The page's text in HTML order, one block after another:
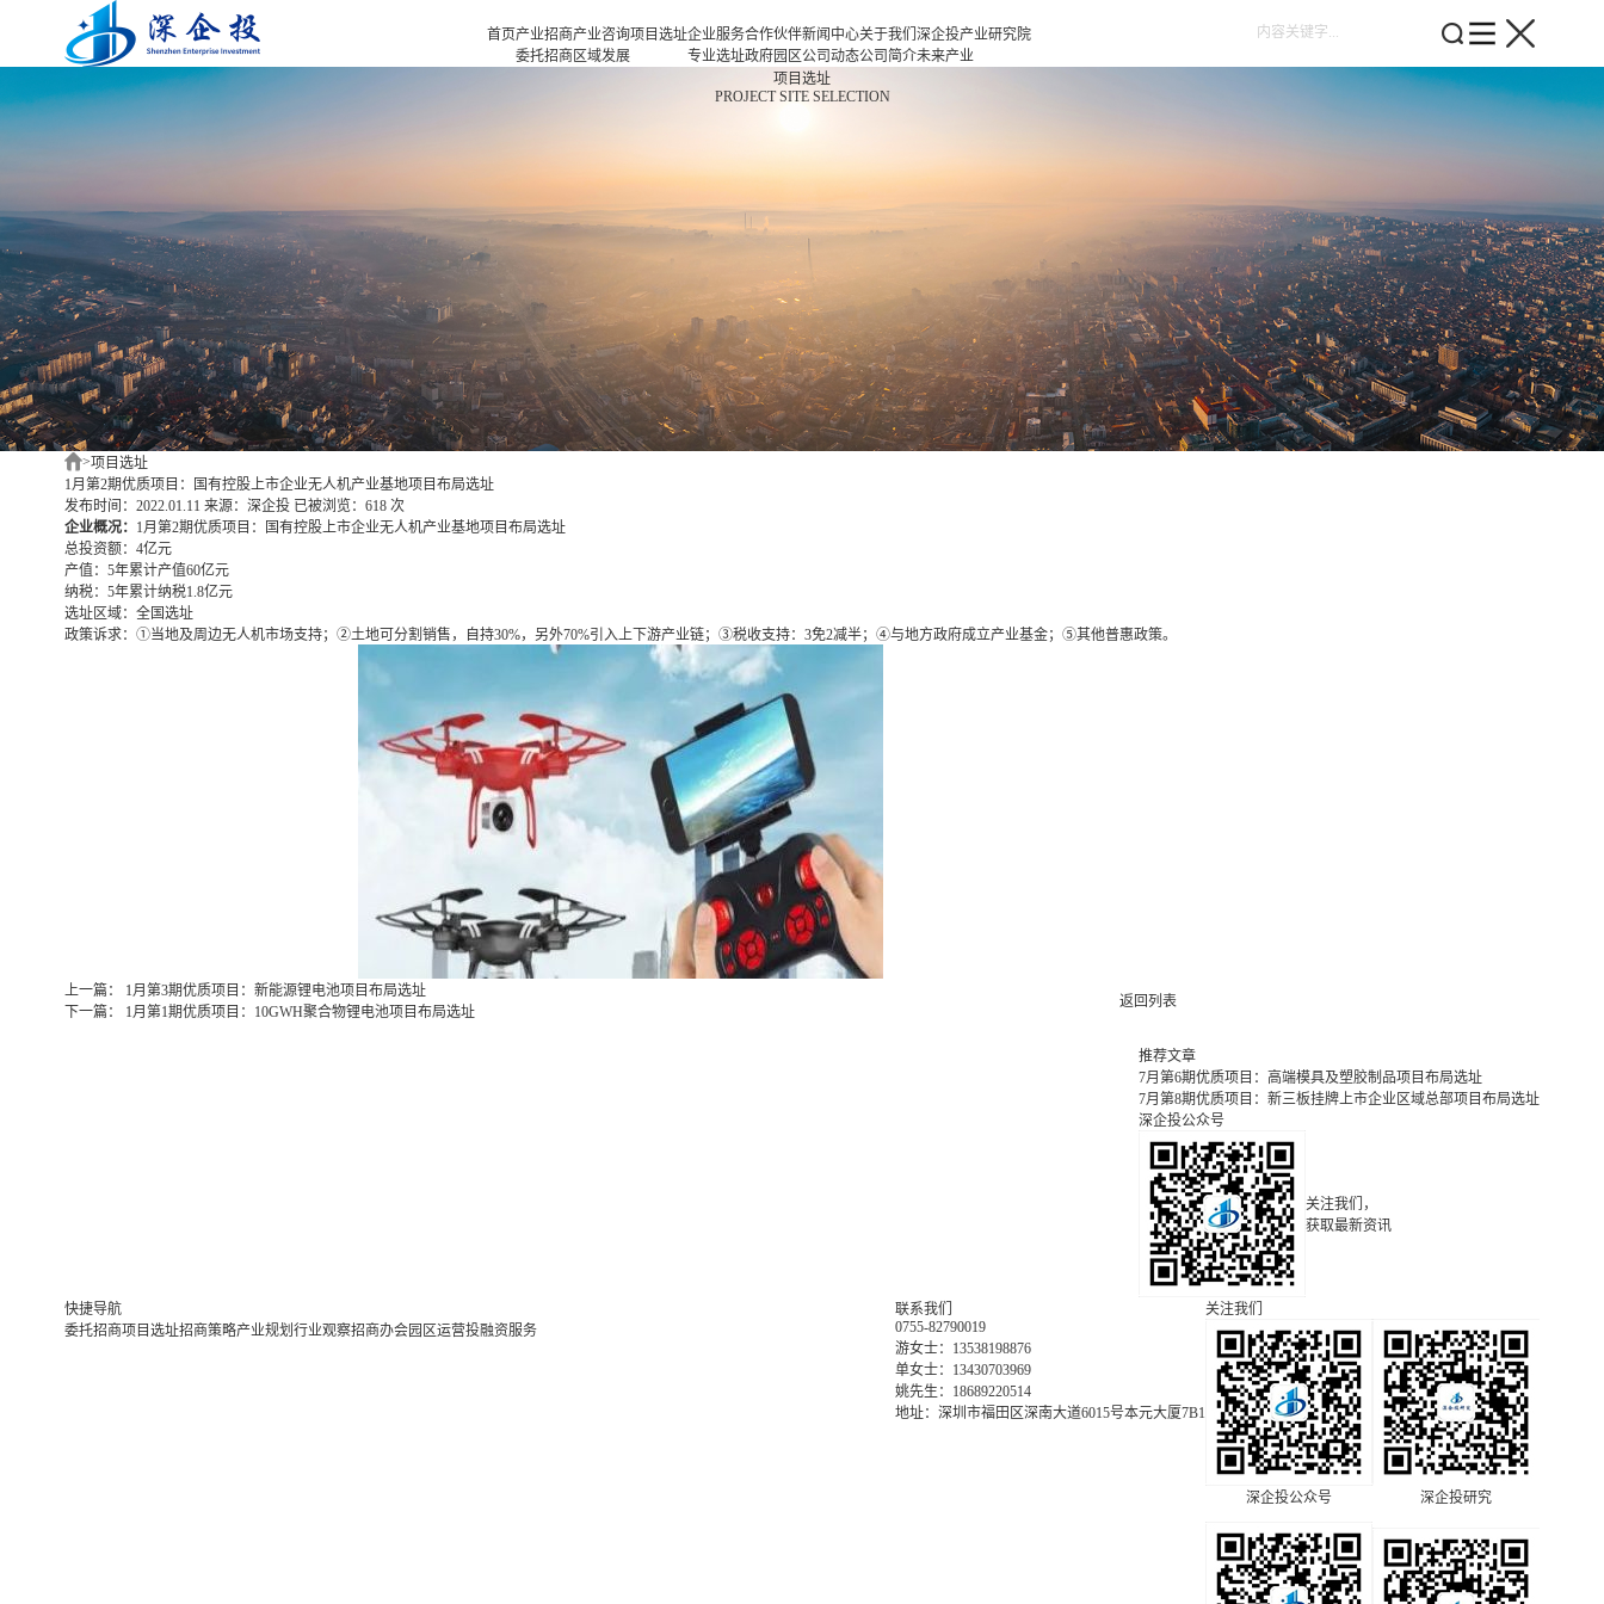
首页产业招商
委托招商
产业咨询
区域发展
项目选址企业服务
专业选址
投融资服
合作伙伴
政府园区
企业客户
行业协会
新闻中心
公司动态
产业观察
关于我们
公司简介
联系我们
深企投产业研究院
未来产业
新能源汽车
高端装备
现代消费
现代服务业
产业招商
新闻中心
关于我们
深企投产业研究院
项目选址
PROJECT SITE SELECTION
>项目选址
1月第2期优质项目：国有控股上市企业无人机产业基地项目布局选址
发布时间：2022.01.11 来源：深企投 已被浏览：618 次
企业概况： 1月第2期优质项目：国有控股上市企业无人机产业基地项目布局选址
总投资额： 4亿元
产值： 5年累计产值60亿元
纳税： 5年累计纳税1.8亿元
选址区域： 全国选址
政策诉求： ①当地及周边无人机市场支持；②土地可分割销售，自持30%，另外70%引入上下游产业链；③税收支持：3免2减半；④与地方政府成立产业基金；⑤其他普惠政策。
上一篇： 1月第3期优质项目：新能源锂电池项目布局选址
下一篇： 1月第1期优质项目：10GWH聚合物锂电池项目布局选址
返回列表
推荐文章
7月第6期优质项目：高端模具及塑胶制品项目布局选址
7月第8期优质项目：新三板挂牌上市企业区域总部项目布局选址
深企投公众号
关注我们，
获取最新资讯
快捷导航
委托招商项目选址招商策略产业规划 行业观察招商办会园区运营投融资服务
联系我们
0755-82790019
游女士：13538198876
单女士：13430703969
姚先生：18689220514
地址：深圳市福田区深南大道6015号本元大厦7B1
关注我们
深企投公众号 深企投研究